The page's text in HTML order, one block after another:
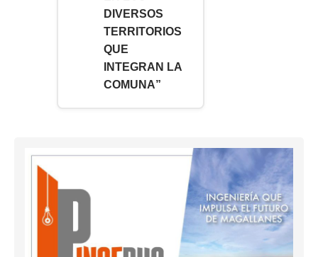
DIVERSOS
TERRITORIOS
QUE
INTEGRAN LA
COMUNA”